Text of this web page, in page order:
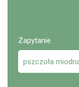
Zapytanie